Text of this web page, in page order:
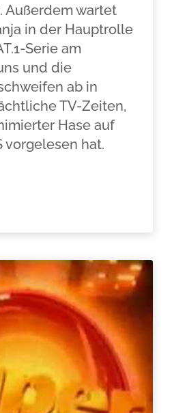
Außerdem wartet
in der Hauptrolle
Serie am
und die
ab in
TV-Zeiten,
Hase auf
vorgelesen hat.